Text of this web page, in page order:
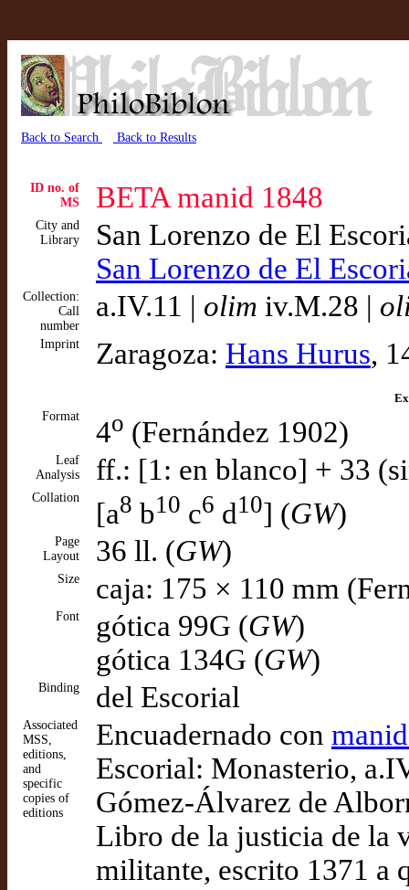
Back to Search Back to Results
ID no. of
MS
BETA manid 1848
City and
Library
San Lorenzo de El
San Lorenzo de El
Collection:
Call
number
a.IV.11 | olim iv.M.28 |
Imprint Zaragoza: Hans Hurus,
Format
4o (Fernández 1902)
Leaf
Analysis
ff.: [1: en blanco] + 33
Collation [a8 b10 c6 d10] (GW)
Page
Layout
36 ll. (GW)
Size caja: 175 × 110 mm
Font gótica 99G (GW)
gótica 134G (GW)
Binding del Escorial
Associated
MSS,
editions,
and
specific
copies of
editions
Encuadernado con
Escorial: Monasterio,
Gómez-Álvarez de
Libro de la justicia de la
militante, escrito 1371 a